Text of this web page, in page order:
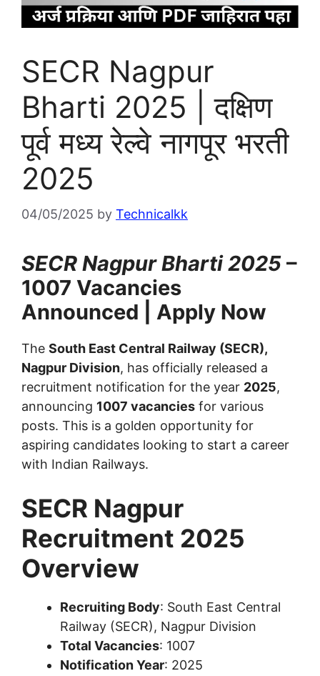
SECR Nagpur
Bharti 2025 | दक्षिण
पूर्व मध्य रेल्वे नागपूर भरती
2025
04/05/2025 by Technicalkk
SECR Nagpur Bharti 2025 –
1007 Vacancies
Announced | Apply Now
The South East Central Railway (SECR),
Nagpur Division, has officially released a
recruitment notification for the year 2025,
announcing 1007 vacancies for various
posts. This is a golden opportunity for
aspiring candidates looking to start a career
with Indian Railways.
SECR Nagpur
Recruitment 2025
Overview
Recruiting Body: South East Central
Railway (SECR), Nagpur Division
Total Vacancies: 1007
Notification Year: 2025